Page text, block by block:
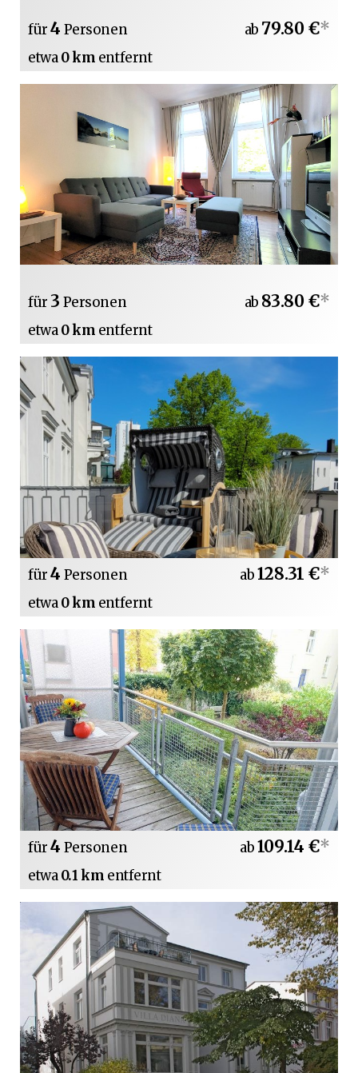
für4 Personen
etwa0 km entfernt
ab 79.80 €*
für 3 Personen
etwa0 km entfernt
ab 83.80 €*
für4 Personen
etwa0 km entfernt
ab128.31 €*
für4 Personen
etwa0.1 km entfernt
ab109.14 €*